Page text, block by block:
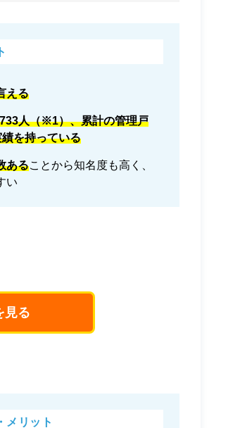
える
人（※1）、累計の管理戸
を持っている
あることから知名度も高く、
い
見る
メリット